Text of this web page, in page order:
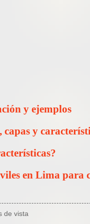
y ejemplos
capas y
en Lima para
de vista